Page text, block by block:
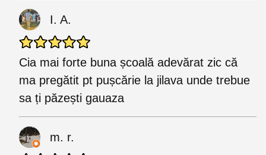
I. A.
Cia mai forte buna școală adevărat zic că
ma pregătit pt pușcărie la jilava unde trebue
sa ți păzești gauaza
m. r.